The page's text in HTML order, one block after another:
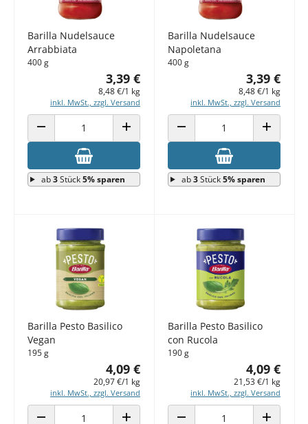
Barilla Nudelsauce
Arrabbiata
400 g
3,39 €
8,48 €/1 kg
inkl. MwSt., zzgl. Versand
ANZAHL VERRINGERN ANZAHL ERHÖHEN
ab3Stück5% sparen
Barilla Nudelsauce
Napoletana
400 g
3,39 €
8,48 €/1 kg
inkl. MwSt., zzgl. Versand
ANZAHL VERRINGERN ANZAHL
ab3Stück5% sparen
Barilla Pesto Basilico
Vegan
195 g
4,09 €
20,97 €/1 kg
inkl. MwSt., zzgl. Versand
Barilla Pesto Basilico
con Rucola
190 g
4,09 €
21,53 €/1 kg
inkl. MwSt., zzgl. Versand